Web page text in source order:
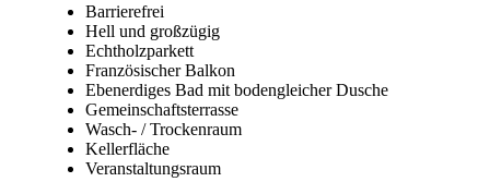
Barrierefrei
Hell und großzügig
Echtholzparkett
Französischer Balkon
Ebenerdiges Bad mit bodengleicher Dusche
Gemeinschaftsterrasse
Wasch- / Trockenraum
Kellerfläche
Veranstaltungsraum